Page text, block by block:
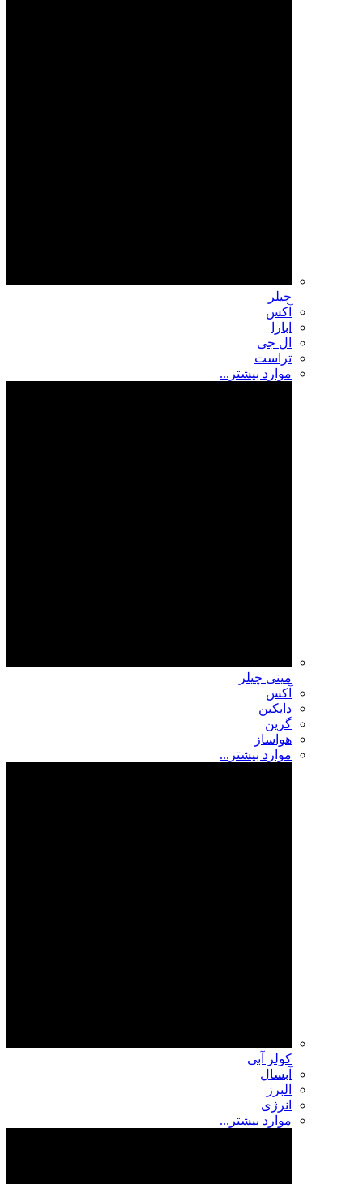
چیلر
آکس
ابارا
ال جی
تراست
موارد بیشتر...
مینی چیلر
آکس
دایکین
گرین
هواساز
موارد بیشتر...
کولر آبی
آبسال
البرز
انرژی
موارد بیشتر...